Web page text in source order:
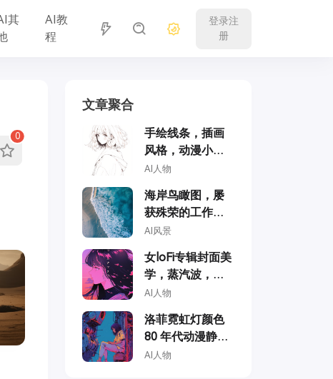
其
AI教
程
登录注
册
0
文章聚合
手绘线条，插画
风格，动漫小女
孩
AI人物
海岸鸟瞰图，屡
获殊荣的工作室
摄影，专业色彩
影，无对比度，
干净锐焦数码摄
影
AI风景
女loFi专辑封面美
学，蒸汽波，动
漫风格，全彩，
AI人物
洛菲霓虹灯颜色
80 年代动漫静
止，修理机甲的
AI人物